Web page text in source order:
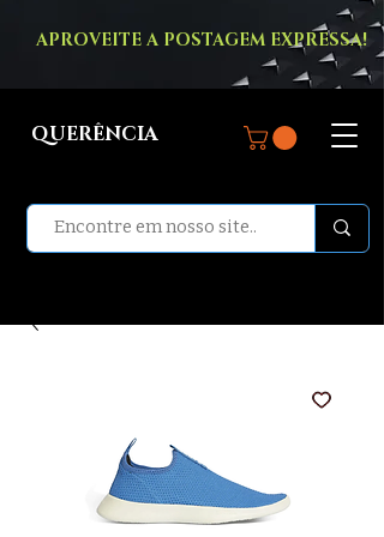
APROVEITE A POSTAGEM EXPRESSA!
QUERÊNCIA